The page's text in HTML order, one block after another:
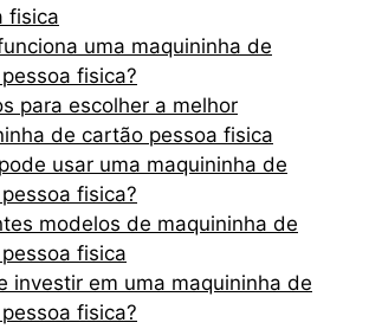
fisica
uma maquininha de
fisica?
para escolher a melhor
de cartão pessoa fisica
usar uma maquininha de
fisica?
modelos de maquininha de
fisica
investir em uma maquininha de
fisica?